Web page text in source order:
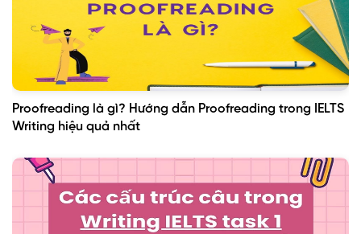
Proofreading là gì? Hướng dẫn Proofreading trong IELTS
Writing hiệu quả nhất